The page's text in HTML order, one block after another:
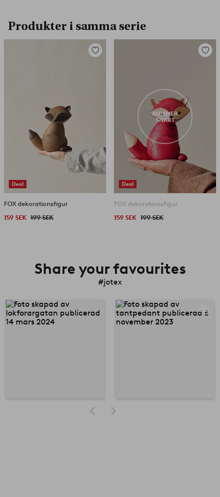
Produkter i samma serie
Deal
Lägg
FOX dekorationsfigur
159 SEK 199 SEK
Deal
KOMMER
SNART
Lägg
FOX dekorationsfigur
159 SEK 199 SEK
Share your favourites
#jotex